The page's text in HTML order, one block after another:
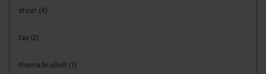
stoer (4)
tas (2)
thema bruiloft (1)